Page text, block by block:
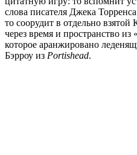
слова писателя Джека
то соорудит в отдельно
через время и пространство из
которое аранжировано
Бэрроу из Portishead.